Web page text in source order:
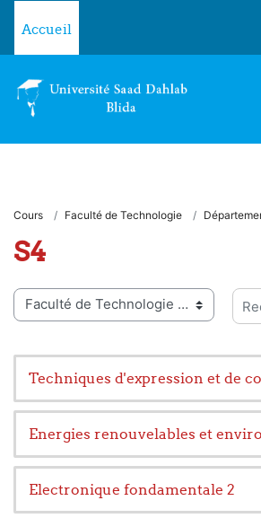
Accueil
Cours Faculté de Technologie
S4
de cours
Techniques d'expression et de
Energies renouvelables et
Electronique fondamentale 2